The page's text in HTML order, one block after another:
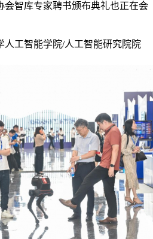
会智库专家聘书颁布典礼也正在会
工智能学院/人工智能研究院院